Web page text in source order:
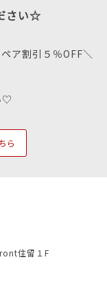
さい☆
ア割引５％OFF＼
♡
ら
住留１F